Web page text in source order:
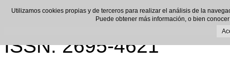
ISSN: 2695-4621
Utilizamos cookies propias y de terceros para realizar el análisis de la
Puede obtener más información, o bien